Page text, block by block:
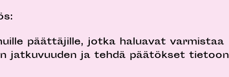
päättäjille, jotka haluavat varmistaa
jatkuvuuden ja tehdä päätökset tietoon